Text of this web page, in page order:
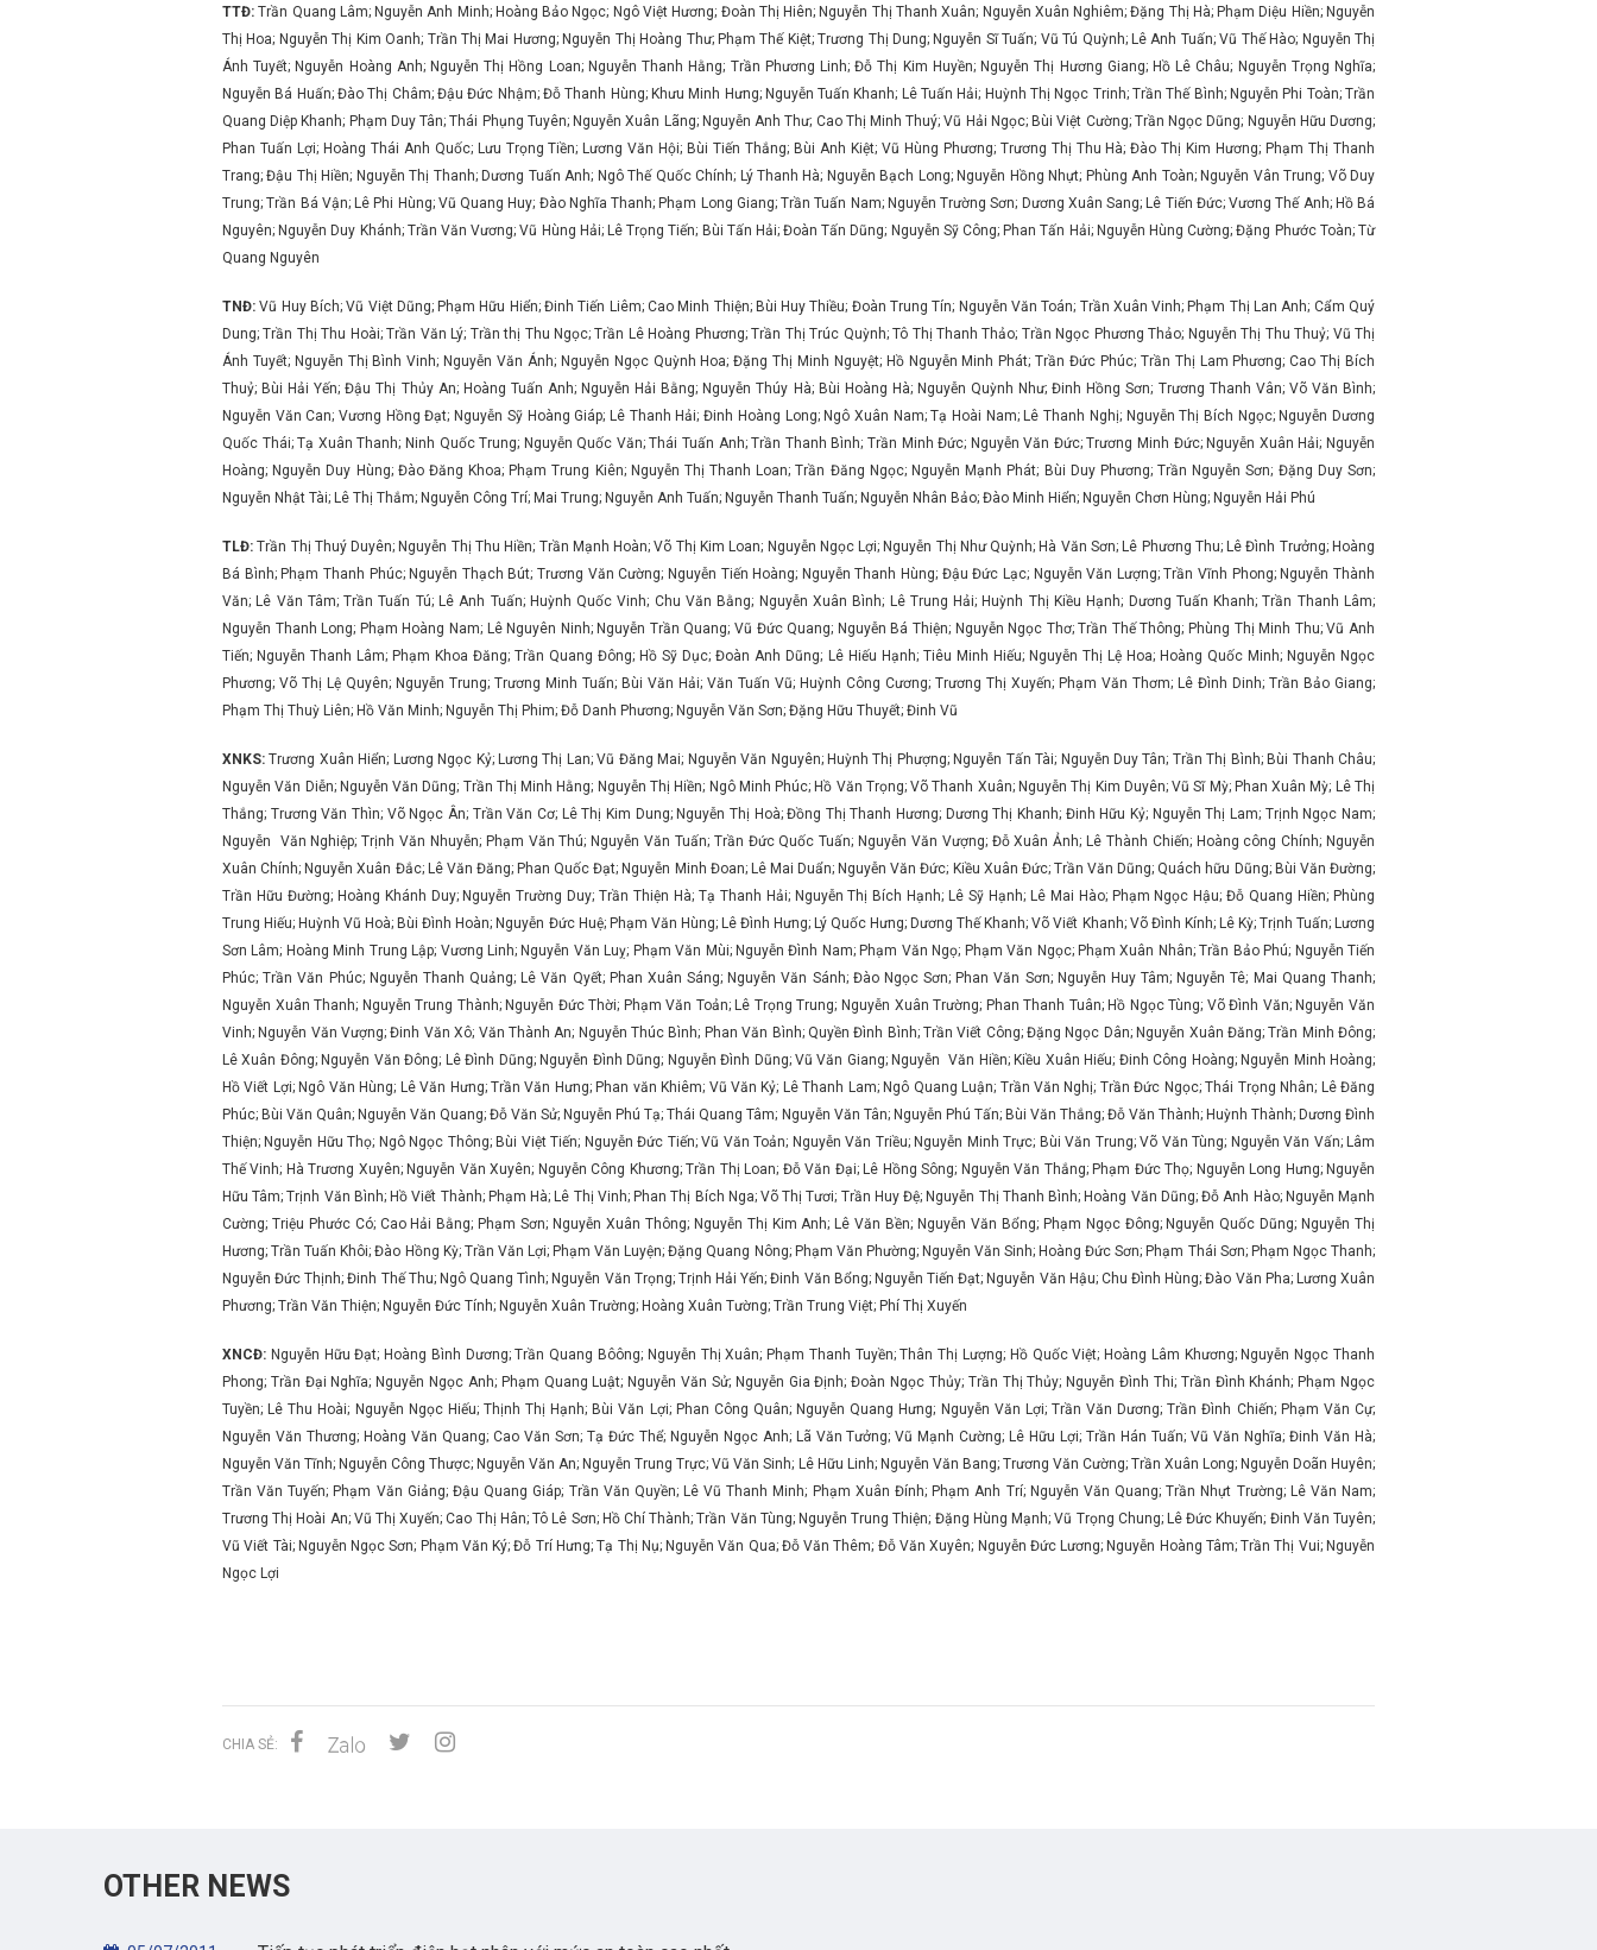
TTĐ: Trần Quang Lâm; Nguyễn Anh Minh; Hoàng Bảo Ngọc; Ngô Việt Hương; Đoàn Thị Hiên; Nguyễn Thị Thanh Xuân; Nguyễn Xuân Nghiêm; Đặng Thị Hà; Phạm Diệu Hiền; Nguyễn
Thị Hoa; Nguyễn Thị Kim Oanh; Trần Thị Mai Hương; Nguyễn Thị Hoàng Thư; Phạm Thế Kiệt; Trương Thị Dung; Nguyễn Sĩ Tuấn; Vũ Tú Quỳnh; Lê Anh Tuấn; Vũ Thế Hào; Nguyễn Thị
Ánh Tuyết; Nguyễn Hoàng Anh; Nguyễn Thị Hồng Loan; Nguyễn Thanh Hằng; Trần Phương Linh; Đỗ Thị Kim Huyền; Nguyễn Thị Hương Giang; Hồ Lê Châu; Nguyễn Trọng Nghĩa;
Nguyễn Bá Huấn; Đào Thị Châm; Đậu Đức Nhậm; Đỗ Thanh Hùng; Khưu Minh Hưng; Nguyễn Tuấn Khanh; Lê Tuấn Hải; Huỳnh Thị Ngọc Trinh; Trần Thế Bình; Nguyễn Phi Toàn; Trần
Quang Diệp Khanh; Phạm Duy Tân; Thái Phụng Tuyên; Nguyễn Xuân Lãng; Nguyễn Anh Thư; Cao Thị Minh Thuý; Vũ Hải Ngọc; Bùi Việt Cường; Trần Ngọc Dũng; Nguyễn Hữu Dương;
Phan Tuấn Lợi; Hoàng Thái Anh Quốc; Lưu Trọng Tiền; Lương Văn Hội; Bùi Tiến Thắng; Bùi Anh Kiệt; Vũ Hùng Phương; Trương Thị Thu Hà; Đào Thị Kim Hương; Phạm Thị Thanh
Trang; Đậu Thị Hiền; Nguyễn Thị Thanh; Dương Tuấn Anh; Ngô Thế Quốc Chính; Lý Thanh Hà; Nguyễn Bạch Long; Nguyễn Hồng Nhựt; Phùng Anh Toàn; Nguyễn Vân Trung; Võ Duy
Trung; Trần Bá Vận; Lê Phi Hùng; Vũ Quang Huy; Đào Nghĩa Thanh; Phạm Long Giang; Trần Tuấn Nam; Nguyễn Trường Sơn; Dương Xuân Sang; Lê Tiến Đức; Vương Thế Anh; Hồ Bá
Nguyên; Nguyễn Duy Khánh; Trần Văn Vương; Vũ Hùng Hải; Lê Trọng Tiến; Bùi Tấn Hải; Đoàn Tấn Dũng; Nguyễn Sỹ Công; Phan Tấn Hải; Nguyễn Hùng Cường; Đặng Phước Toàn; Từ
Quang Nguyên
TNĐ: Vũ Huy Bích; Vũ Việt Dũng; Phạm Hữu Hiển; Đinh Tiến Liêm; Cao Minh Thiện; Bùi Huy Thiều; Đoàn Trung Tín; Nguyễn Văn Toán; Trần Xuân Vinh; Phạm Thị Lan Anh; Cẩm Quý
Dung; Trần Thị Thu Hoài; Trần Văn Lý; Trần thị Thu Ngọc; Trần Lê Hoàng Phương; Trần Thị Trúc Quỳnh; Tô Thị Thanh Thảo; Trần Ngọc Phương Thảo; Nguyễn Thị Thu Thuỷ; Vũ Thị
Ánh Tuyết; Nguyễn Thị Bình Vinh; Nguyễn Văn Ánh; Nguyễn Ngọc Quỳnh Hoa; Đặng Thị Minh Nguyệt; Hồ Nguyễn Minh Phát; Trần Đức Phúc; Trần Thị Lam Phương; Cao Thị Bích
Thuỷ; Bùi Hải Yến; Đậu Thị Thủy An; Hoàng Tuấn Anh; Nguyễn Hải Bằng; Nguyễn Thúy Hà; Bùi Hoàng Hà; Nguyễn Quỳnh Như; Đinh Hồng Sơn; Trương Thanh Vân; Võ Văn Bình;
Nguyễn Văn Can; Vương Hồng Đạt; Nguyễn Sỹ Hoàng Giáp; Lê Thanh Hải; Đinh Hoàng Long; Ngô Xuân Nam; Tạ Hoài Nam; Lê Thanh Nghị; Nguyễn Thị Bích Ngọc; Nguyễn Dương
Quốc Thái; Tạ Xuân Thanh; Ninh Quốc Trung; Nguyễn Quốc Văn; Thái Tuấn Anh; Trần Thanh Bình; Trần Minh Đức; Nguyễn Văn Đức; Trương Minh Đức; Nguyễn Xuân Hải; Nguyễn
Hoàng; Nguyễn Duy Hùng; Đào Đăng Khoa; Phạm Trung Kiên; Nguyễn Thị Thanh Loan; Trần Đăng Ngọc; Nguyễn Mạnh Phát; Bùi Duy Phương; Trần Nguyễn Sơn; Đặng Duy Sơn;
Nguyễn Nhật Tài; Lê Thị Thắm; Nguyễn Công Trí; Mai Trung; Nguyễn Anh Tuấn; Nguyễn Thanh Tuấn; Nguyễn Nhân Bảo; Đào Minh Hiển; Nguyễn Chơn Hùng; Nguyễn Hải Phú
TLĐ: Trần Thị Thuý Duyên; Nguyễn Thị Thu Hiền; Trần Mạnh Hoàn; Võ Thị Kim Loan; Nguyễn Ngọc Lợi; Nguyễn Thị Như Quỳnh; Hà Văn Sơn; Lê Phương Thu; Lê Đình Trưởng; Hoàng
Bá Bình; Phạm Thanh Phúc; Nguyễn Thạch Bút; Trương Văn Cường; Nguyễn Tiến Hoàng; Nguyễn Thanh Hùng; Đậu Đức Lạc; Nguyễn Văn Lượng; Trần Vĩnh Phong; Nguyễn Thành
Văn; Lê Văn Tâm; Trần Tuấn Tú; Lê Anh Tuấn; Huỳnh Quốc Vinh; Chu Văn Bằng; Nguyễn Xuân Bình; Lê Trung Hải; Huỳnh Thị Kiều Hạnh; Dương Tuấn Khanh; Trần Thanh Lâm;
Nguyễn Thanh Long; Phạm Hoàng Nam; Lê Nguyên Ninh; Nguyễn Trần Quang; Vũ Đức Quang; Nguyễn Bá Thiện; Nguyễn Ngọc Thơ; Trần Thế Thông; Phùng Thị Minh Thu; Vũ Anh
Tiến; Nguyễn Thanh Lâm; Phạm Khoa Đăng; Trần Quang Đông; Hồ Sỹ Dục; Đoàn Anh Dũng; Lê Hiếu Hạnh; Tiêu Minh Hiếu; Nguyễn Thị Lệ Hoa; Hoàng Quốc Minh; Nguyễn Ngọc
Phương; Võ Thị Lệ Quyên; Nguyễn Trung; Trương Minh Tuấn; Bùi Văn Hải; Văn Tuấn Vũ; Huỳnh Công Cương; Trương Thị Xuyến; Phạm Văn Thơm; Lê Đình Dinh; Trần Bảo Giang;
Phạm Thị Thuỳ Liên; Hồ Văn Minh; Nguyễn Thị Phim; Đỗ Danh Phương; Nguyễn Văn Sơn; Đặng Hữu Thuyết; Đinh Vũ
XNKS:Trương Xuân Hiển; Lương Ngọc Kỷ; Lương Thị Lan; Vũ Đăng Mai; Nguyễn Văn Nguyên; Huỳnh Thị Phượng; Nguyễn Tấn Tài; Nguyễn Duy Tân; Trần Thị Bình; Bùi Thanh Châu;
Nguyễn Văn Diễn; Nguyễn Văn Dũng; Trần Thị Minh Hằng; Nguyễn Thị Hiền; Ngô Minh Phúc; Hồ Văn Trọng; Võ Thanh Xuân; Nguyễn Thị Kim Duyên; Vũ Sĩ Mỳ; Phan Xuân Mỳ; Lê Thị
Thắng; Trương Văn Thìn; Võ Ngọc Ân; Trần Văn Cơ; Lê Thị Kim Dung; Nguyễn Thị Hoà; Đồng Thị Thanh Hương; Dương Thị Khanh; Đinh Hữu Kỷ; Nguyễn Thị Lam; Trịnh Ngọc Nam;
Nguyễn Văn Nghiệp; Trịnh Văn Nhuyễn; Phạm Văn Thú; Nguyễn Văn Tuấn; Trần Đức Quốc Tuấn; Nguyễn Văn Vượng; Đỗ Xuân Ảnh; Lê Thành Chiến; Hoàng công Chính; Nguyễn
Xuân Chính; Nguyễn Xuân Đắc; Lê Văn Đăng; Phan Quốc Đạt; Nguyễn Minh Đoan; Lê Mai Duẩn; Nguyễn Văn Đức; Kiều Xuân Đức; Trần Văn Dũng; Quách hữu Dũng; Bùi Văn Đường;
Trần Hữu Đường; Hoàng Khánh Duy; Nguyễn Trường Duy; Trần Thiện Hà; Tạ Thanh Hải; Nguyễn Thị Bích Hạnh; Lê Sỹ Hạnh; Lê Mai Hào; Phạm Ngọc Hậu; Đỗ Quang Hiền; Phùng
Trung Hiếu; Huỳnh Vũ Hoà; Bùi Đình Hoàn; Nguyễn Đức Huệ; Phạm Văn Hùng; Lê Đình Hưng; Lý Quốc Hưng; Dương Thế Khanh; Võ Viết Khanh; Võ Đình Kính; Lê Kỳ; Trịnh Tuấn; Lương
Sơn Lâm; Hoàng Minh Trung Lập; Vương Linh; Nguyễn Văn Luỵ; Phạm Văn Mùi; Nguyễn Đình Nam; Phạm Văn Ngọ; Phạm Văn Ngọc; Phạm Xuân Nhân; Trần Bảo Phú; Nguyễn Tiến
Phúc; Trần Văn Phúc; Nguyễn Thanh Quảng; Lê Văn Qyết; Phan Xuân Sáng; Nguyễn Văn Sánh; Đào Ngọc Sơn; Phan Văn Sơn; Nguyễn Huy Tâm; Nguyễn Tê; Mai Quang Thanh;
Nguyễn Xuân Thanh; Nguyễn Trung Thành; Nguyễn Đức Thời; Phạm Văn Toản; Lê Trọng Trung; Nguyễn Xuân Trường; Phan Thanh Tuân; Hồ Ngọc Tùng; Võ Đình Văn; Nguyễn Văn
Vinh; Nguyễn Văn Vượng; Đinh Văn Xô; Văn Thành An; Nguyễn Thúc Bình; Phan Văn Bình; Quyền Đình Bình; Trần Viết Công; Đặng Ngọc Dân; Nguyễn Xuân Đăng; Trần Minh Đông;
Lê Xuân Đông; Nguyễn Văn Đông; Lê Đình Dũng; Nguyễn Đình Dũng; Nguyễn Đình Dũng; Vũ Văn Giang; Nguyễn Văn Hiền; Kiều Xuân Hiếu; Đinh Công Hoàng; Nguyễn Minh Hoàng;
Hồ Viết Lợi; Ngô Văn Hùng; Lê Văn Hưng; Trần Văn Hưng; Phan văn Khiêm; Vũ Văn Kỷ; Lê Thanh Lam; Ngô Quang Luận; Trần Văn Nghị; Trần Đức Ngọc; Thái Trọng Nhân; Lê Đăng
Phúc; Bùi Văn Quân; Nguyễn Văn Quang; Đỗ Văn Sử; Nguyễn Phú Tạ; Thái Quang Tâm; Nguyễn Văn Tân; Nguyễn Phú Tấn; Bùi Văn Thắng; Đỗ Văn Thành; Huỳnh Thành; Dương Đình
Thiện; Nguyễn Hữu Thọ; Ngô Ngọc Thông; Bùi Việt Tiến; Nguyễn Đức Tiến; Vũ Văn Toản; Nguyễn Văn Triều; Nguyễn Minh Trực; Bùi Văn Trung; Võ Văn Tùng; Nguyễn Văn Vấn; Lâm
Thế Vinh; Hà Trương Xuyên; Nguyễn Văn Xuyên; Nguyễn Công Khương; Trần Thị Loan; Đỗ Văn Đại; Lê Hồng Sông; Nguyễn Văn Thắng; Phạm Đức Thọ; Nguyễn Long Hưng; Nguyễn
Hữu Tâm; Trịnh Văn Bình; Hồ Viết Thành; Phạm Hà; Lê Thị Vinh; Phan Thị Bích Nga; Võ Thị Tươi; Trần Huy Đệ; Nguyễn Thị Thanh Bình; Hoàng Văn Dũng; Đỗ Anh Hào; Nguyễn Mạnh
Cường; Triệu Phước Có; Cao Hải Bằng; Phạm Sơn; Nguyễn Xuân Thông; Nguyễn Thị Kim Anh; Lê Văn Bền; Nguyễn Văn Bổng; Phạm Ngọc Đông; Nguyễn Quốc Dũng; Nguyễn Thị
Hương; Trần Tuấn Khôi; Đào Hồng Kỳ; Trần Văn Lợi; Phạm Văn Luyện; Đặng Quang Nông; Phạm Văn Phường; Nguyễn Văn Sinh; Hoàng Đức Sơn; Phạm Thái Sơn; Phạm Ngọc Thanh;
Nguyễn Đức Thịnh; Đinh Thế Thu; Ngô Quang Tình; Nguyễn Văn Trọng; Trịnh Hải Yến; Đinh Văn Bổng; Nguyễn Tiến Đạt; Nguyễn Văn Hậu; Chu Đình Hùng; Đào Văn Pha; Lương Xuân
Phương; Trần Văn Thiện; Nguyễn Đức Tính; Nguyễn Xuân Trường; Hoàng Xuân Tường; Trần Trung Việt; Phí Thị Xuyến
XNCĐ: Nguyễn Hữu Đạt; Hoàng Bình Dương; Trần Quang Bôông; Nguyễn Thị Xuân; Phạm Thanh Tuyền; Thân Thị Lượng; Hồ Quốc Việt; Hoàng Lâm Khương; Nguyễn Ngọc Thanh
Phong; Trần Đại Nghĩa; Nguyễn Ngọc Anh; Phạm Quang Luật; Nguyễn Văn Sử; Nguyễn Gia Định; Đoàn Ngọc Thủy; Trần Thị Thủy; Nguyễn Đình Thi; Trần Đình Khánh; Phạm Ngọc
Tuyền; Lê Thu Hoài; Nguyễn Ngọc Hiếu; Thịnh Thị Hạnh; Bùi Văn Lợi; Phan Công Quân; Nguyễn Quang Hưng; Nguyễn Văn Lợi; Trần Văn Dương; Trần Đình Chiến; Phạm Văn Cự;
Nguyễn Văn Thương; Hoàng Văn Quang; Cao Văn Sơn; Tạ Đức Thể; Nguyễn Ngọc Anh; Lã Văn Tưởng; Vũ Mạnh Cường; Lê Hữu Lợi; Trần Hán Tuấn; Vũ Văn Nghĩa; Đinh Văn Hà;
Nguyễn Văn Tĩnh; Nguyễn Công Thược; Nguyễn Văn An; Nguyễn Trung Trực; Vũ Văn Sinh; Lê Hữu Linh; Nguyễn Văn Bang; Trương Văn Cường; Trần Xuân Long; Nguyễn Doãn Huyên;
Trần Văn Tuyến; Phạm Văn Giảng; Đậu Quang Giáp; Trần Văn Quyền; Lê Vũ Thanh Minh; Phạm Xuân Đính; Phạm Anh Trí; Nguyễn Văn Quang; Trần Nhựt Trường; Lê Văn Nam;
Trương Thị Hoài An; Vũ Thị Xuyến; Cao Thị Hân; Tô Lê Sơn; Hồ Chí Thành; Trần Văn Tùng; Nguyễn Trung Thiện; Đặng Hùng Mạnh; Vũ Trọng Chung; Lê Đức Khuyến; Đinh Văn Tuyên;
Vũ Viết Tài; Nguyễn Ngọc Sơn; Phạm Văn Ký; Đỗ Trí Hưng; Tạ Thị Nụ; Nguyễn Văn Qua; Đỗ Văn Thêm; Đỗ Văn Xuyên; Nguyễn Đức Lương; Nguyễn Hoàng Tâm; Trần Thị Vui; Nguyễn
Ngọc Lợi
CHIA SẺ:
OTHER NEWS